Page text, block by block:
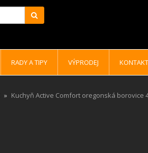
RADY A TIPY VÝPRODEJ KONTAKT
Kuchyň Active Comfort oregonská borovice